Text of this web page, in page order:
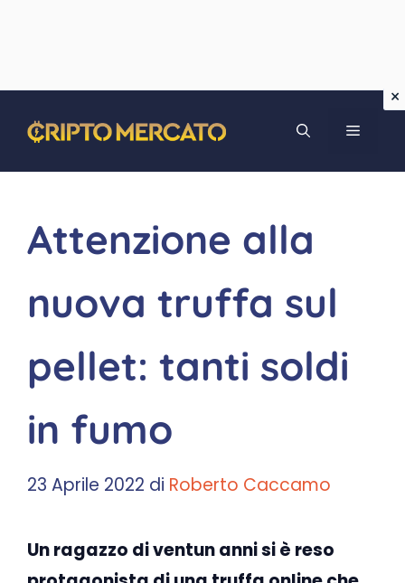
contenuto
MENU
Attenzione alla
nuova truffa sul
pellet: tanti soldi
in fumo
23 Aprile 2022 di Roberto Caccamo
Un ragazzo di ventun anni si è reso